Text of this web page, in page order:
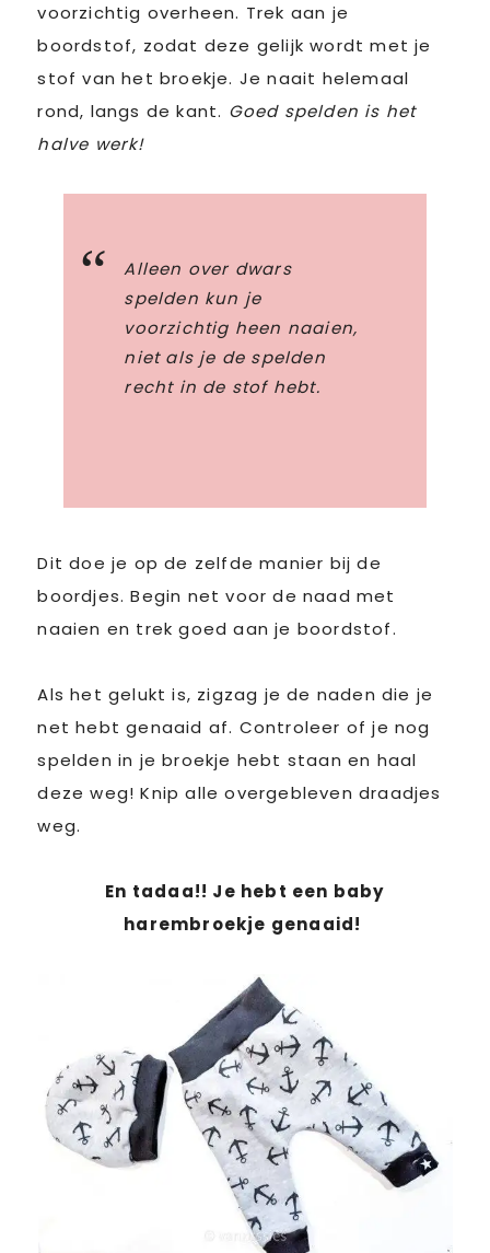
voorzichtig overheen. Trek aan je
boordstof, zodat deze gelijk wordt met je
stof van het broekje. Je naait helemaal
rond, langs de kant. Goed spelden is het
halve werk!
Alleen over dwars
spelden kun je
voorzichtig heen naaien,
niet als je de spelden
recht in de stof hebt.
Dit doe je op de zelfde manier bij de
boordjes. Begin net voor de naad met
naaien en trek goed aan je boordstof.
Als het gelukt is, zigzag je de naden die je
net hebt genaaid af. Controleer of je nog
spelden in je broekje hebt staan en haal
deze weg! Knip alle overgebleven draadjes
weg.
En tadaa!! Je hebt een baby
harembroekje genaaid!